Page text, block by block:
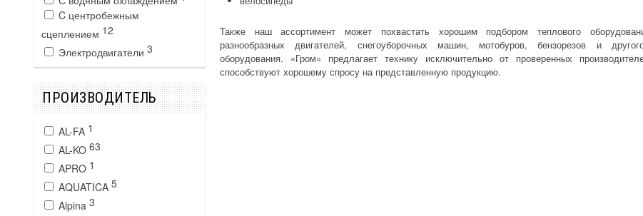
C центробежным
сцеплением 12
Электродвигатели 3
ПРОИЗВОДИТЕЛЬ
AL-FA 1
AL-KO 63
APRO 1
AQUATICA 5
Alpina 3
Также наш ассортимент может похвастать хорошим подбором теплового
разнообразных двигателей, снегоуборочных машин, мотобуров, бензорезов и
оборудования. «Гром» предлагает технику исключительно от проверенных
способствуют хорошему спросу на представленную продукцию.